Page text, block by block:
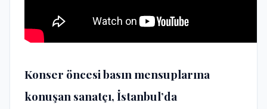
Konser öncesi basın mensuplarına
konuşan sanatçı, İstanbul’da